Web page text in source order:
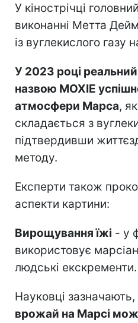
У кінострічці
виконанні Метта
із вуглекислого газу
У 2023 році
назвою MOXIE
атмосфери Марса,
складається з
підтвердивши
методу.
Експерти також
аспекти картини:
Вирощування їжі - у
використовує
людські екскременти.
Науковці
врожай на Марсі